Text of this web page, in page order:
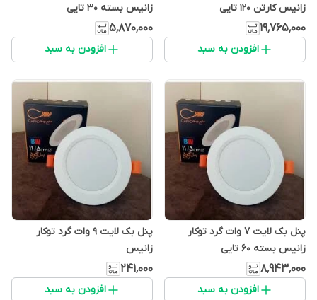
زانیس کارتن 120 تایی
۱۹٬۷۶۵٬۰۰۰
افزودن به سبد
زانیس بسته 30 تایی
۵٬۸۷۰٬۰۰۰
افزودن به سبد
پنل بک لایت 7 وات گرد توکار
زانیس بسته 60 تایی
۸٬۹۴۳٬۰۰۰
افزودن به سبد
پنل بک لایت 9 وات گرد توکار
زانیس
۲۴۱٬۰۰۰
افزودن به سبد